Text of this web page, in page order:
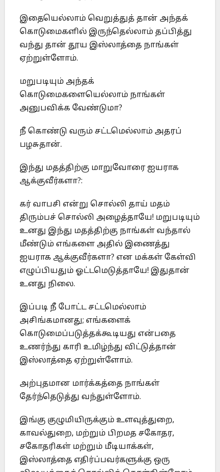
இதையெல்லாம் வெறுத்துத் தான் அந்தக்
கொடுமைகளில் இருந்தெல்லாம் தப்பித்து
வந்து தான் தூய இஸ்லாத்தை நாங்கள்
ஏற்றுள்ளோம்.
மறுபடியும் அந்தக்
கொடுமைகளையெல்லாம் நாங்கள்
அனுபவிக்க வேண்டுமா?
நீ கொண்டு வரும் சட்டமெல்லாம் அதரப்
பழசுதான்.
இந்து மதத்திற்கு மாறுவோரை ஐயராக
ஆக்குவீர்களா?:
கர் வாபசி என்று சொல்லி தாய் மதம்
திரும்பச் சொல்லி அழைத்தாயே! மறுபடியும்
உனது இந்து மதத்திற்கு நாங்கள் வந்தால்
மீண்டும் எங்களை அதில் இணைத்து
ஐயராக ஆக்குவீர்களா? என மக்கள் கேள்வி
எழுப்பியதும் ஓட்டமெடுத்தாயே! இதுதான்
உனது நிலை.
இப்படி நீ போட்ட சட்டமெல்லாம்
அசிங்கமானது; எங்களைக்
கொடுமைப்படுத்தக்கூடியது என்பதை
உணர்ந்து காரி உமிழ்ந்து விட்டுத்தான்
இஸ்லாத்தை ஏற்றுள்ளோம்.
அற்புதமான மார்க்கத்தை நாங்கள்
தேர்ந்தெடுத்து வந்துள்ளோம்.
இங்கு குழுமியிருக்கும் உளவுத்துறை,
காவல்துறை, மற்றும் பிறமத சகோதர,
சகோதரிகள் மற்றும் மீடியாக்கள்,
இஸ்லாத்தை எதிர்ப்பவர்களுக்கு ஒரு